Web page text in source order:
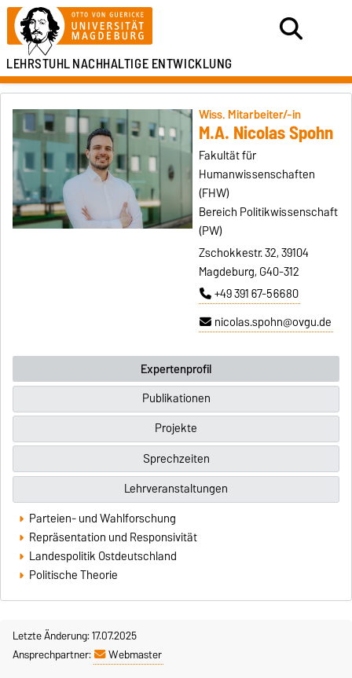
LEHRSTUHLNACHHALTIGE ENTWICKLUNG
Wiss. Mitarbeiter/-in
M.A. Nicolas Spohn
Fakultät für
Humanwissenschaften
(FHW)
Bereich Politikwissenschaft
(PW)
Zschokkestr. 32, 39104
Magdeburg, G40-312
+49 391 67-56680
nicolas.spohn@ovgu.de
Expertenprofil
Publikationen
Projekte
Sprechzeiten
Lehrveranstaltungen
Parteien- und Wahlforschung
Repräsentation und Responsivität
Landespolitik Ostdeutschland
Politische Theorie
Letzte Änderung: 17.07.2025
Ansprechpartner:
Webmaster